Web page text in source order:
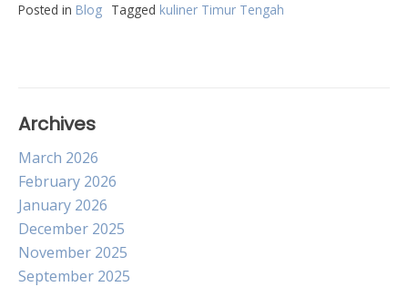
Posted in Blog Tagged kuliner Timur Tengah
Archives
March 2026
February 2026
January 2026
December 2025
November 2025
September 2025